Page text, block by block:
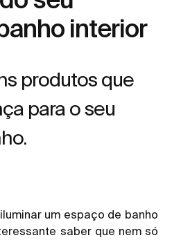
interior
produtos que
para o seu
um espaço de banho
saber que nem só